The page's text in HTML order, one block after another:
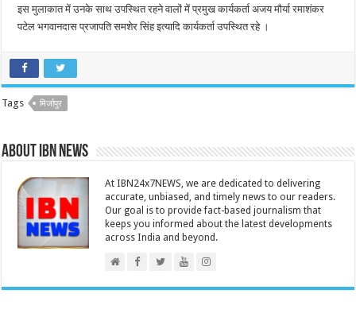
इस मुलाकात में उनके साथ उपस्थित रहने वालों में प्रमुख कार्यकर्ता अजय मौर्या रमाशंकर
पटेल भगवानदास प्रजापति समशेर सिंह इत्यादि कार्यकर्ता उपस्थित रहे ।
Tags मिर्जापुर
About IBN NEWS
At IBN24x7NEWS, we are dedicated to delivering
accurate, unbiased, and timely news to our readers.
Our goal is to provide fact-based journalism that
keeps you informed about the latest developments
across India and beyond.